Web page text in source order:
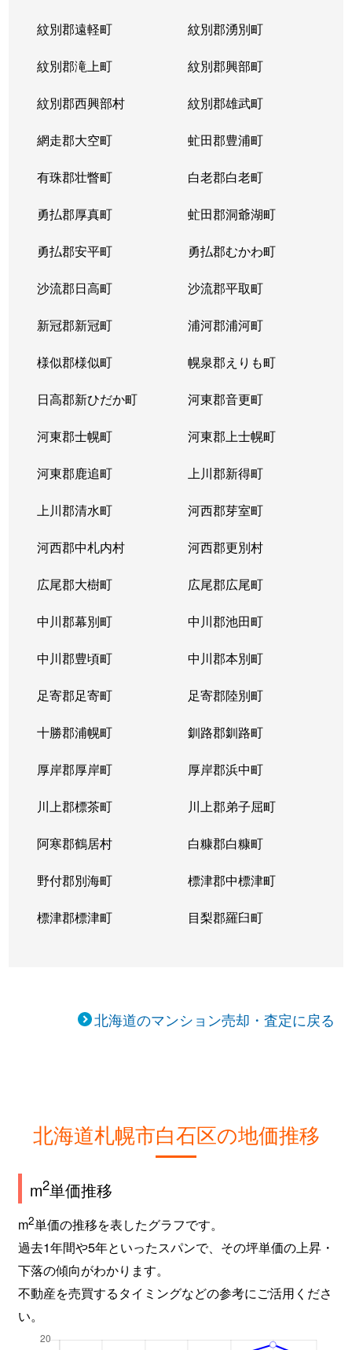
紋別郡遠軽町 紋別郡湧別町
紋別郡滝上町 紋別郡興部町
紋別郡西興部村 紋別郡雄武町
網走郡大空町 虻田郡豊浦町
有珠郡壮瞥町 白老郡白老町
勇払郡厚真町 虻田郡洞爺湖町
勇払郡安平町 勇払郡むかわ町
沙流郡日高町 沙流郡平取町
新冠郡新冠町 浦河郡浦河町
様似郡様似町 幌泉郡えりも町
日高郡新ひだか町 河東郡音更町
河東郡士幌町 河東郡上士幌町
河東郡鹿追町 上川郡新得町
上川郡清水町 河西郡芽室町
河西郡中札内村 河西郡更別村
広尾郡大樹町 広尾郡広尾町
中川郡幕別町 中川郡池田町
中川郡豊頃町 中川郡本別町
足寄郡足寄町 足寄郡陸別町
十勝郡浦幌町 釧路郡釧路町
厚岸郡厚岸町 厚岸郡浜中町
川上郡標茶町 川上郡弟子屈町
阿寒郡鶴居村 白糠郡白糠町
野付郡別海町 標津郡中標津町
標津郡標津町 目梨郡羅臼町
北海道のマンション売却・査定に戻る
北海道札幌市白石区の地価推移
m2単価推移
m2単価の推移を表したグラフです。
過去1年間や5年といったスパンで、その坪単価の上昇・
下落の傾向がわかります。
不動産を売買するタイミングなどの参考にご活用くださ
い。